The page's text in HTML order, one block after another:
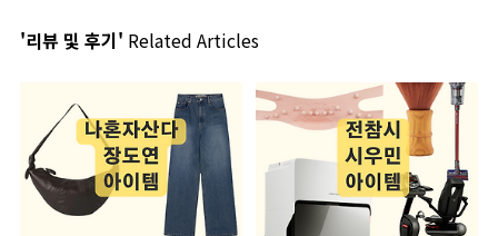
'리뷰 및 후기' Related Articles